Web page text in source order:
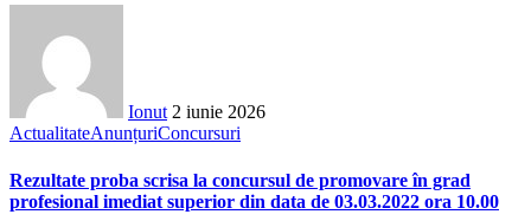
Ionut 2 iunie 2026
ActualitateAnunțuriConcursuri
Rezultate proba scrisa la concursul de promovare în grad
profesional imediat superior din data de 03.03.2022 ora 10.00